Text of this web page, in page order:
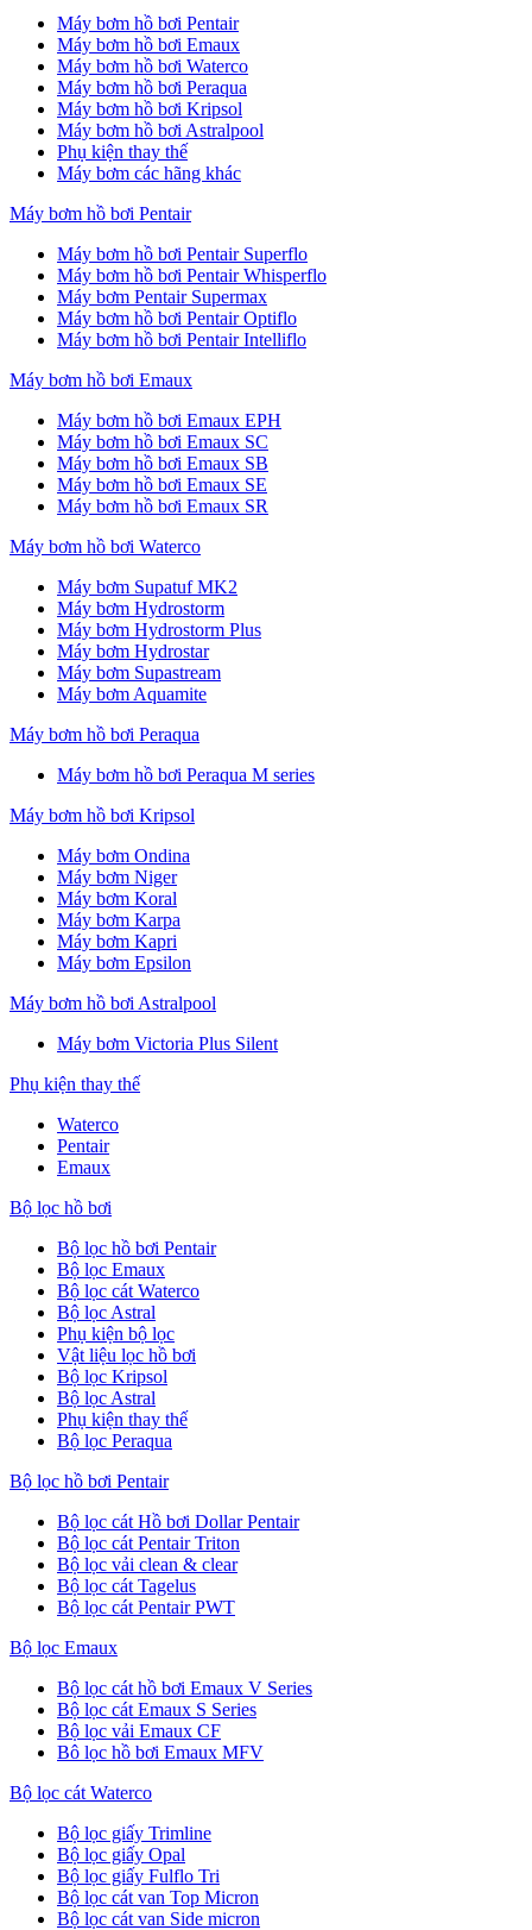
Máy bơm hồ bơi Pentair
Máy bơm hồ bơi Emaux
Máy bơm hồ bơi Waterco
Máy bơm hồ bơi Peraqua
Máy bơm hồ bơi Kripsol
Máy bơm hồ bơi Astralpool
Phụ kiện thay thế
Máy bơm các hãng khác
Máy bơm hồ bơi Pentair
Máy bơm hồ bơi Pentair Superflo
Máy bơm hồ bơi Pentair Whisperflo
Máy bơm Pentair Supermax
Máy bơm hồ bơi Pentair Optiflo
Máy bơm hồ bơi Pentair Intelliflo
Máy bơm hồ bơi Emaux
Máy bơm hồ bơi Emaux EPH
Máy bơm hồ bơi Emaux SC
Máy bơm hồ bơi Emaux SB
Máy bơm hồ bơi Emaux SE
Máy bơm hồ bơi Emaux SR
Máy bơm hồ bơi Waterco
Máy bơm Supatuf MK2
Máy bơm Hydrostorm
Máy bơm Hydrostorm Plus
Máy bơm Hydrostar
Máy bơm Supastream
Máy bơm Aquamite
Máy bơm hồ bơi Peraqua
Máy bơm hồ bơi Peraqua M series
Máy bơm hồ bơi Kripsol
Máy bơm Ondina
Máy bơm Niger
Máy bơm Koral
Máy bơm Karpa
Máy bơm Kapri
Máy bơm Epsilon
Máy bơm hồ bơi Astralpool
Máy bơm Victoria Plus Silent
Phụ kiện thay thế
Waterco
Pentair
Emaux
Bộ lọc hồ bơi
Bộ lọc hồ bơi Pentair
Bộ lọc Emaux
Bộ lọc cát Waterco
Bộ lọc Astral
Phụ kiện bộ lọc
Vật liệu lọc hồ bơi
Bộ lọc Kripsol
Bộ lọc Astral
Phụ kiện thay thế
Bộ lọc Peraqua
Bộ lọc hồ bơi Pentair
Bộ lọc cát Hồ bơi Dollar Pentair
Bộ lọc cát Pentair Triton
Bộ lọc vải clean & clear
Bộ lọc cát Tagelus
Bộ lọc cát Pentair PWT
Bộ lọc Emaux
Bộ lọc cát hồ bơi Emaux V Series
Bộ lọc cát Emaux S Series
Bộ lọc vải Emaux CF
Bô lọc hồ bơi Emaux MFV
Bộ lọc cát Waterco
Bộ lọc giấy Trimline
Bộ lọc giấy Opal
Bộ lọc giấy Fulflo Tri
Bộ lọc cát van Top Micron
Bộ lọc cát van Side micron